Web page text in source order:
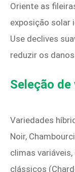
Oriente as
exposição solar
Use declives
reduzir os
Seleção
Variedades
Noir,
climas
clássicos